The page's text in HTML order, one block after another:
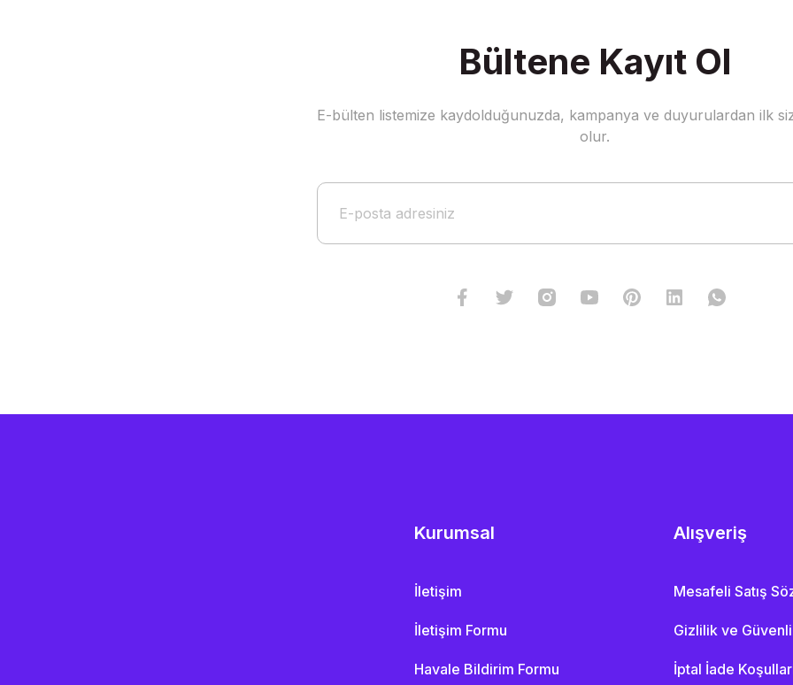
Gönder
Bültene Kayıt Ol
E-bülten listemize kaydolduğunuzda, kampanya ve duyurulardan ilk
olur.
Kurumsal
İletişim
İletişim Formu
Havale Bildirim Formu
Alışveriş
Mesafeli Satış
Gizlilik ve
İptal İade